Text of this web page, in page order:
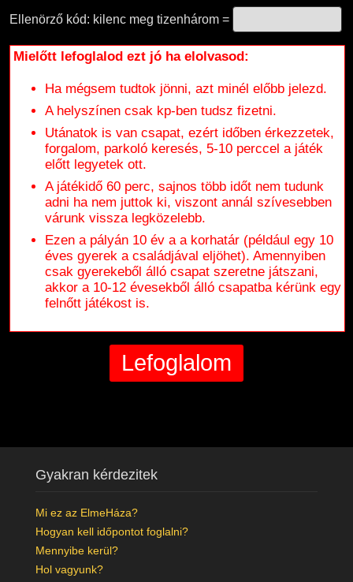
Ellenörző kód: kilenc meg tizenhárom =
Mielőtt lefoglalod ezt jó ha elolvasod:
Ha mégsem tudtok jönni, azt minél előbb jelezd.
A helyszínen csak kp-ben tudsz fizetni.
Utánatok is van csapat, ezért időben érkezzetek,
forgalom, parkoló keresés, 5-10 perccel a játék
előtt legyetek ott.
A játékidő 60 perc, sajnos több időt nem tudunk
adni ha nem juttok ki, viszont annál szívesebben
várunk vissza legközelebb.
Ezen a pályán 10 év a a korhatár (például egy 10
éves gyerek a családjával eljöhet). Amennyiben
csak gyerekeből álló csapat szeretne játszani,
akkor a 10-12 évesekből álló csapatba kérünk egy
felnőtt játékost is.
Gyakran kérdezitek
Mi ez az ElmeHáza?
Hogyan kell időpontot foglalni?
Mennyibe kerül?
Hol vagyunk?